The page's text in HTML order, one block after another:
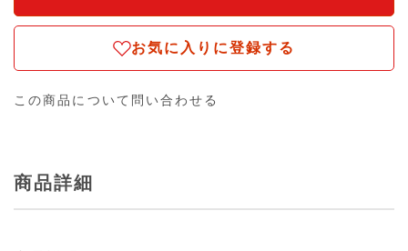
お気に入りに登録する
この商品について問い合わせる
商品詳細